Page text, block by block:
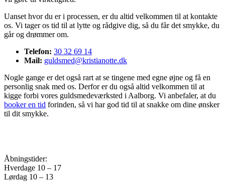
Uanset hvor du er i processen, er du altid velkommen til at kontakte
os. Vi tager os tid til at lytte og rådgive dig, så du får det smykke, du
går og drømmer om.
Telefon: 30 32 69 14
Mail: guldsmed@kristianotte.dk
Nogle gange er det også rart at se tingene med egne øjne og få en
personlig snak med os. Derfor er du også altid velkommen til at
kigge forbi vores guldsmedeværksted i Aalborg. Vi anbefaler, at du
booker en tid forinden, så vi har god tid til at snakke om dine ønsker
til dit smykke.
Åbningstider:
Hverdage 10 – 17
Lørdag 10 – 13